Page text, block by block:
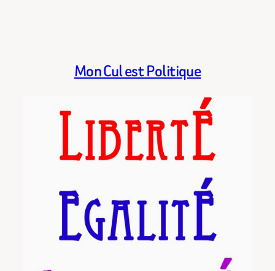
Mon Cul est Politique